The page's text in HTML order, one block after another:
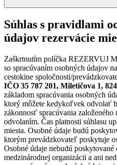
Súhlas s pravidlami
údajov rezervácie
Zaškrtnutím políčka REZERVUJ
so spracúvaním osobných údajov
cestokine spoločnosti/
IČO 35 787 201, Miletičova 1,
základom spracúvania osobných
ktorý môžete kedykoľvek odvolať
zákonnosť spracúvania založeného
odvolaním. Čas platnosti súhlasu
miesta. Osobné údaje budú
ktorým prevádzkovateľ poskytuje
Osobné údaje nebudú
medzinárodnej organizácii a ani